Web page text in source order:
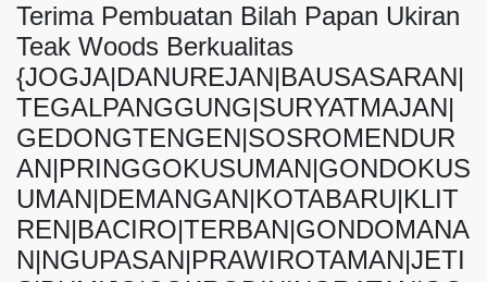
Terima Pembuatan Bilah Papan Ukiran
Teak Woods Berkualitas
{JOGJA|DANUREJAN|BAUSASARAN|
TEGALPANGGUNG|SURYATMAJAN|
GEDONGTENGEN|SOSROMENDUR
AN|PRINGGOKUSUMAN|GONDOKUS
UMAN|DEMANGAN|KOTABARU|KLIT
REN|BACIRO|TERBAN|GONDOMANA
N|NGUPASAN|PRAWIROTAMAN|JETI